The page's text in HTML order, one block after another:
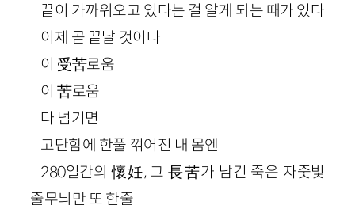
끝이 가까워오고 있다는 걸 알게 되는 때가 있다
이제 곧 끝날 것이다
이 受苦로움
이 苦로움
다 넘기면
고단함에 한풀 꺾어진 내 몸엔
280일간의 懷妊, 그 長苦가 남긴 죽은 자줏빛
줄무늬만 또 한줄